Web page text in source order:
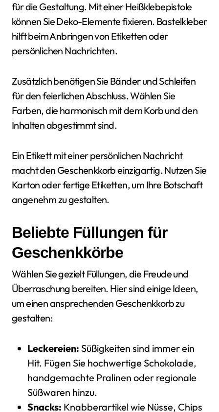
für die Gestaltung. Mit einer Heißklebepistole
können Sie Deko-Elemente fixieren. Bastelkleber
hilft beim Anbringen von Etiketten oder
persönlichen Nachrichten.
Zusätzlich benötigen Sie Bänder und Schleifen
für den feierlichen Abschluss. Wählen Sie
Farben, die harmonisch mit dem Korb und den
Inhalten abgestimmt sind.
Ein Etikett mit einer persönlichen Nachricht
macht den Geschenkkorb einzigartig. Nutzen Sie
Karton oder fertige Etiketten, um Ihre Botschaft
angenehm zu gestalten.
Beliebte Füllungen für
Geschenkkörbe
Wählen Sie gezielt Füllungen, die Freude und
Überraschung bereiten. Hier sind einige Ideen,
um einen ansprechenden Geschenkkorb zu
gestalten:
Leckereien: Süßigkeiten sind immer ein
Hit. Fügen Sie hochwertige Schokolade,
handgemachte Pralinen oder regionale
Süßwaren hinzu.
Snacks: Knabberartikel wie Nüsse, Chips